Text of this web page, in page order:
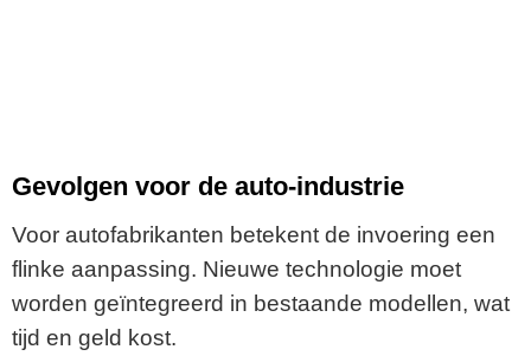
Gevolgen voor de auto-industrie
Voor autofabrikanten betekent de invoering een
flinke aanpassing. Nieuwe technologie moet
worden geïntegreerd in bestaande modellen, wat
tijd en geld kost.